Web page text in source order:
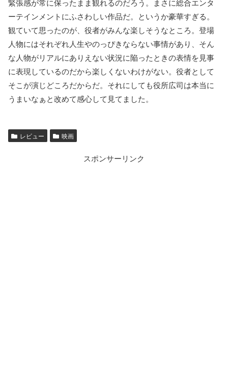
緊張感が常に保ったまま観れるのだろう。まさに総合エンタ
ーテインメントにふさわしい作品だ。というか豪華すぎる。
観ていて思ったのが、役者がみんな楽しそうなところ。登場
人物にはそれぞれ人生やのっぴきならない事情があり、そん
な人物がリアルにありえない状況に陥ったときの表情を見事
に表現しているのだから楽しくないわけがない。役者として
そこが演じどころだからだ。それにしても役所広司は本当に
うまいなぁと改めて感心して見てました。
レビュー 映画
スポンサーリンク